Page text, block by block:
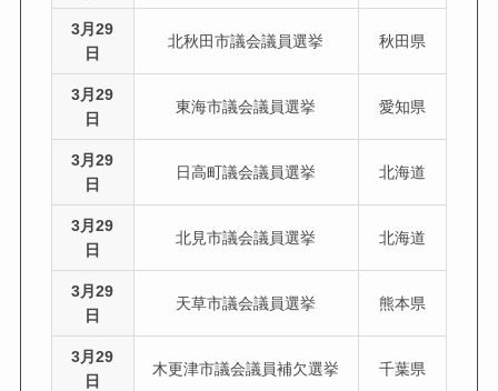
3月29
日
北秋田市議会議員選挙 秋田県
3月29
日
東海市議会議員選挙 愛知県
3月29
日
日高町議会議員選挙 北海道
3月29
日
北見市議会議員選挙 北海道
3月29
日
天草市議会議員選挙 熊本県
3月29
日
木更津市議会議員補欠選挙 千葉県